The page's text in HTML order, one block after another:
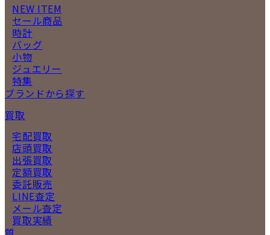
NEW ITEM
セール商品
時計
バッグ
小物
ジュエリー
特集
ブランドから探す
買取
宅配買取
店頭買取
出張買取
定額買取
委託販売
LINE査定
メール査定
買取実績